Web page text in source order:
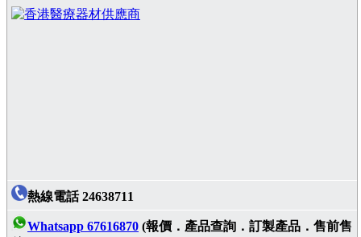
熱線電話 24638711
Whatsapp 67616870 (報價．產品查詢．訂製產品．售前售